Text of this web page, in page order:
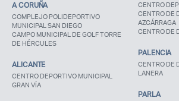
Recuerda mis claves
A CORUÑA
COMPLEJO POLIDEPORTIVO
MUNICIPAL SAN DIEGO
CAMPO MUNICIPAL DE GOLF TORRE
DE HÉRCULES
ALICANTE
CENTRO DEPORTIVO MUNICIPAL
GRAN VÍA
CENTRO
CENTRO DE
AZCÁRRAGA
CENTRO DE
PALENCIA
CENTRO DE
LANERA
PARLA